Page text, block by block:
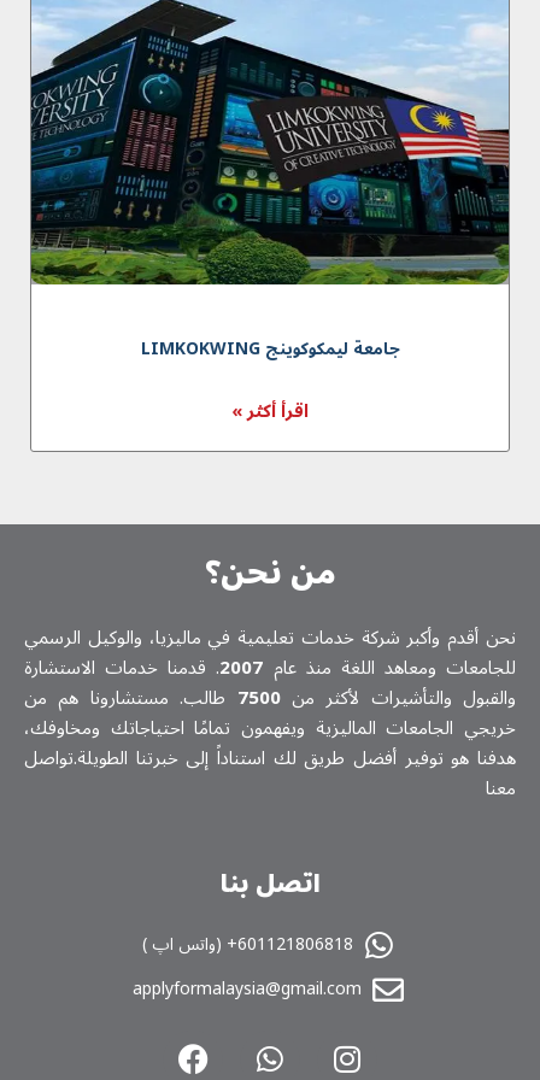
جامعة لیمکوکوینج LIMKOKWING
اقرأ أكثر »
من نحن؟
نحن أقدم وأكبر شركة خدمات تعلیمیة في ماليزيا، والوكيل الرسمي
للجامعات ومعاهد اللغة منذ عام 2007. قدمنا خدمات الاستشارة
والقبول والتأشيرات لأكثر من7500 طالب. مستشارونا هم من
خريجي الجامعات الماليزية ويفهمون تمامًا احتياجاتك ومخاوفك،
هدفنا هو توفير أفضل طريق لك استناداً إلى خبرتنا الطويلة.تواصل
معنا
اتصل بنا
601121806818+ (واتس اپ )
applyformalaysia@gmail.com